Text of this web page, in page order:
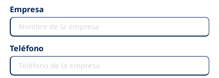
Empresa
Teléfono